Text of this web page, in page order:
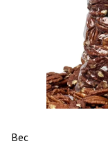
Вес